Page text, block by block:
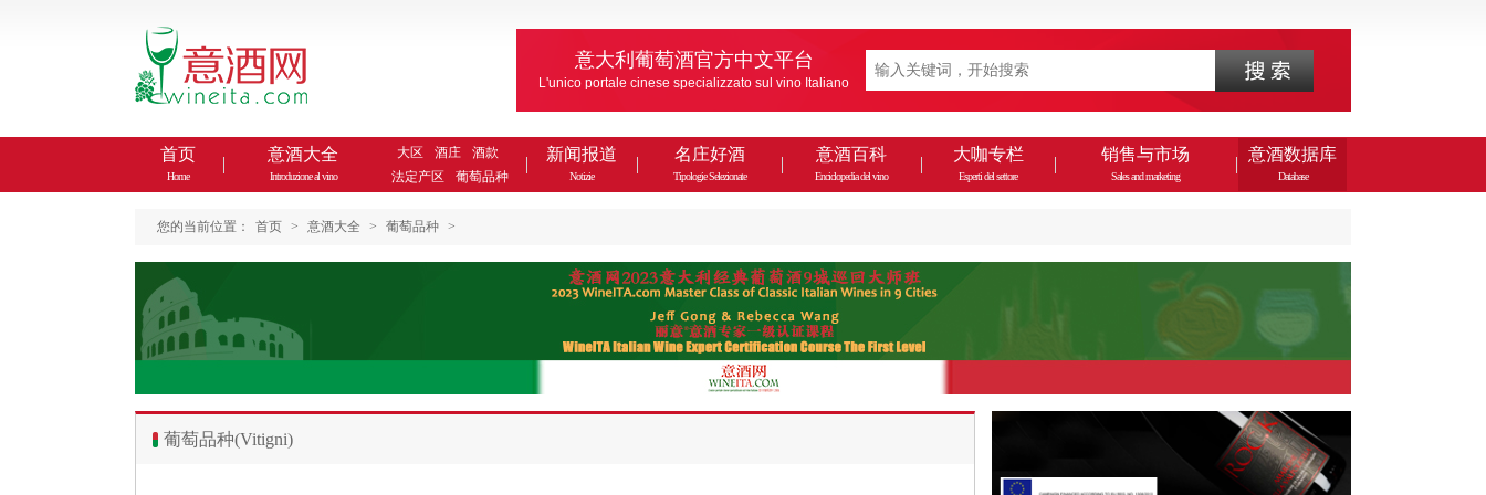
意大利葡萄酒官方中文平台
L'unico portale cinese specializzato sul vino Italiano
首页
Home
意酒大全
Introduzione al vino
大区 酒庄
酒款
法定产区
葡萄品种
新闻报道
Notizie
名庄好酒
Tipologie Selezionate
意酒百科
Enciclopedia del vino
大咖专栏
Esperti del settore
销售与市场
Sales and marketing
意酒数据库
Database
您的当前位置： 首页 > 意酒大全 > 葡萄品种 >
葡萄品种(Vitigni)